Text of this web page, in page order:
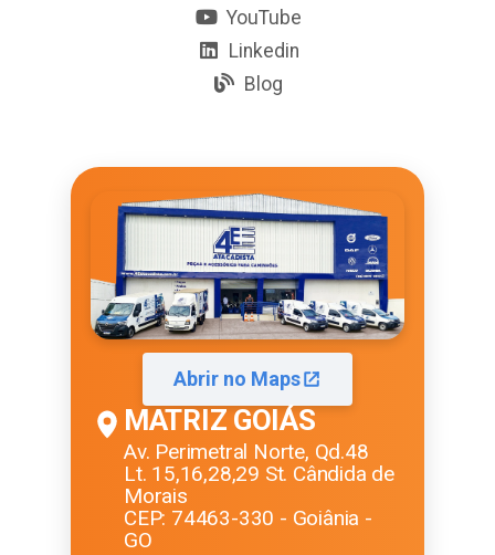
YouTube
Linkedin
Blog
Abrir no Maps
MATRIZ GOIÁS
Av. Perimetral Norte, Qd.48
Lt. 15,16,28,29 St. Cândida de
Morais
CEP: 74463-330 - Goiânia -
GO